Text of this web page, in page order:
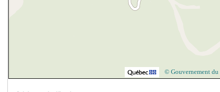
© Gouvernement du